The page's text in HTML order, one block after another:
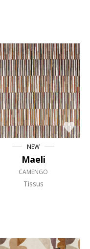
NEW
Maeli
CAMENGO
Tissus